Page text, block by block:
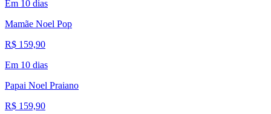
Em 10 dias
Mamãe Noel Pop
R$ 159,90
Em 10 dias
Papai Noel Praiano
R$ 159,90